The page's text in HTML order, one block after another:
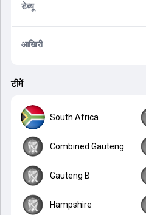
डेब्यू
आखिरी
टीमें
South Africa
Combined Gauteng
Gauteng B
Hampshire